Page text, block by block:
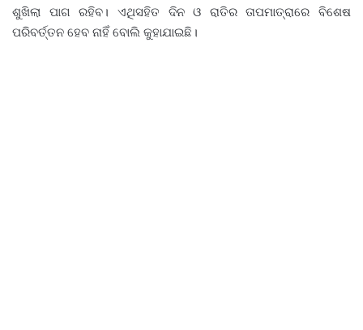
ଶୁଖିଲା ପାଗ ରହିବ। ଏଥିସହିତ ଦିନ ଓ ରାତିର ତାପମାତ୍ରାରେ ବିଶେଷ
ପରିବର୍ତ୍ତନ ହେବ ନାହିଁ ବୋଲି କୁହାଯାଇଛି।